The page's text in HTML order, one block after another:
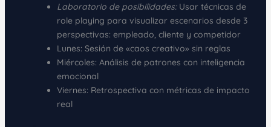
Laboratorio de posibilidades:Usar técnicas de
role playing para visualizar escenarios desde 3
perspectivas: empleado, cliente y competidor
Lunes: Sesión de «caos creativo» sin reglas
Miércoles: Análisis de patrones con inteligencia
emocional
Viernes: Retrospectiva con métricas de impacto
real